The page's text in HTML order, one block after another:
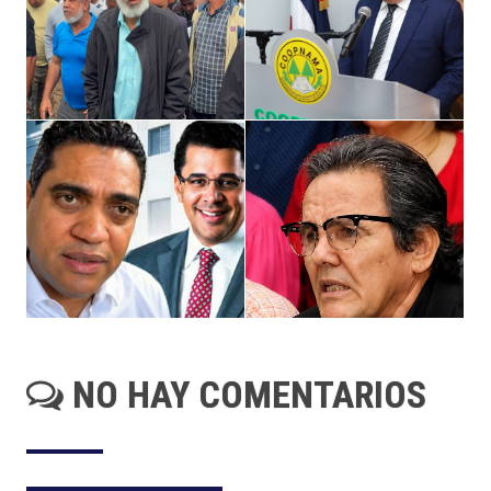
NO HAY COMENTARIOS